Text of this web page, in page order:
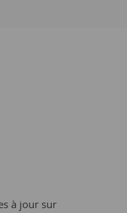
à jour sur